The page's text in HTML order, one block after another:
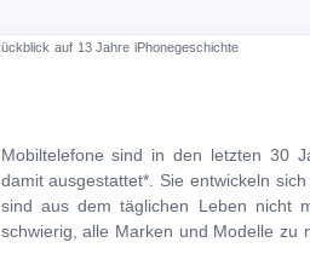
Mobiltelefone sind in den letzten 30
damit ausgestattet*. Sie entwickeln
sind aus dem täglichen Leben nicht
schwierig, alle Marken und Modelle zu